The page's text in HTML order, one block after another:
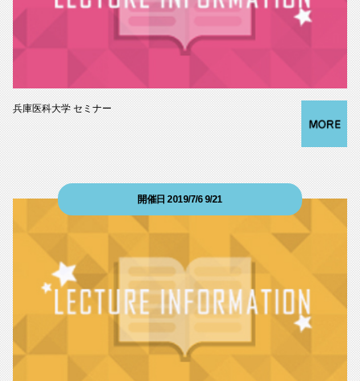
兵庫医科大学 セミナー
開催日 2019/7/6 9/21